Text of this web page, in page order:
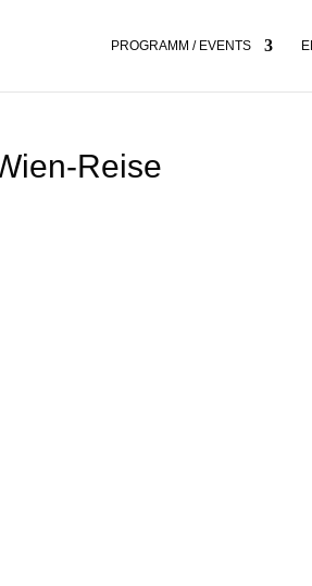
PROGRAMM / EVENTS
Reise